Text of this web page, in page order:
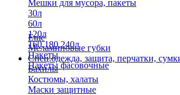
Мешки для мусора, пакеты
30л
60л
120л
160,180,240л
Пакеты
Пакеты фасовочные
Еще
Меламиновые губки
Спец.одежда, защита, перчатки,
Бахилы
Костюмы, халаты
Маски защитные